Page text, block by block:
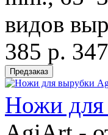
видов
385 р.
Ножи